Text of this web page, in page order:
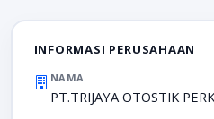
INFORMASI PERUSAHAAN
NAMA
PT.TRIJAYA OTOSTIK